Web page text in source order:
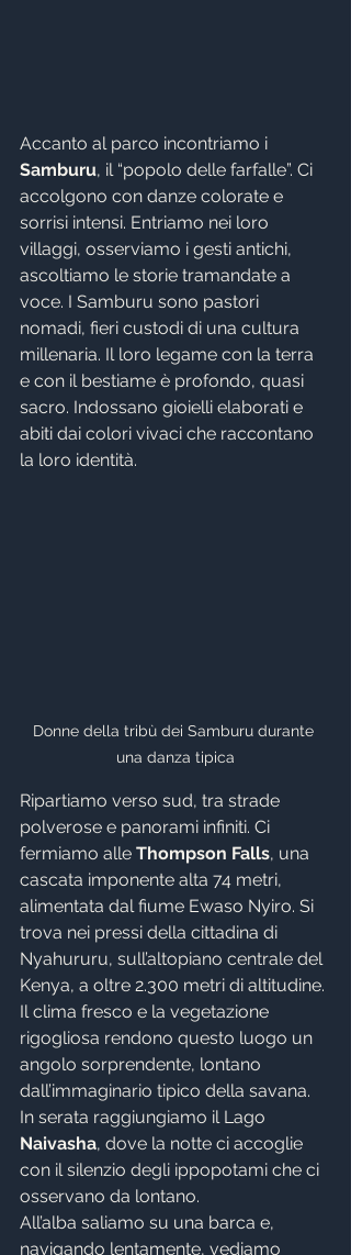
Accanto al parco incontriamo i
Samburu, il “popolo delle farfalle”. Ci
accolgono con danze colorate e
sorrisi intensi. Entriamo nei loro
villaggi, osserviamo i gesti antichi,
ascoltiamo le storie tramandate a
voce. I Samburu sono pastori
nomadi, fieri custodi di una cultura
millenaria. Il loro legame con la terra
e con il bestiame è profondo, quasi
sacro. Indossano gioielli elaborati e
abiti dai colori vivaci che raccontano
la loro identità.
Donne della tribù dei Samburu durante
una danza tipica
Ripartiamo verso sud, tra strade
polverose e panorami infiniti. Ci
fermiamo alle Thompson Falls, una
cascata imponente alta 74 metri,
alimentata dal fiume Ewaso Nyiro. Si
trova nei pressi della cittadina di
Nyahururu, sull’altopiano centrale del
Kenya, a oltre 2.300 metri di altitudine.
Il clima fresco e la vegetazione
rigogliosa rendono questo luogo un
angolo sorprendente, lontano
dall’immaginario tipico della savana.
In serata raggiungiamo il Lago
Naivasha, dove la notte ci accoglie
con il silenzio degli ippopotami che ci
osservano da lontano.
All’alba saliamo su una barca e,
navigando lentamente, vediamo